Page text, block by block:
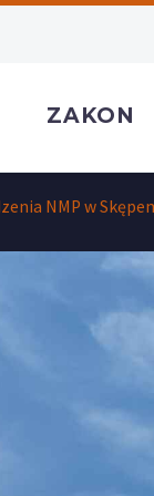
ZAKON
NMP w